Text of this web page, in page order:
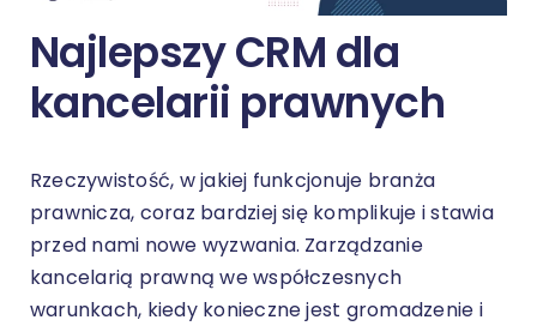
Najlepszy CRM dla
kancelarii prawnych
Rzeczywistość, w jakiej funkcjonuje branża
prawnicza, coraz bardziej się komplikuje i stawia
przed nami nowe wyzwania. Zarządzanie
kancelarią prawną we współczesnych
warunkach, kiedy konieczne jest gromadzenie i